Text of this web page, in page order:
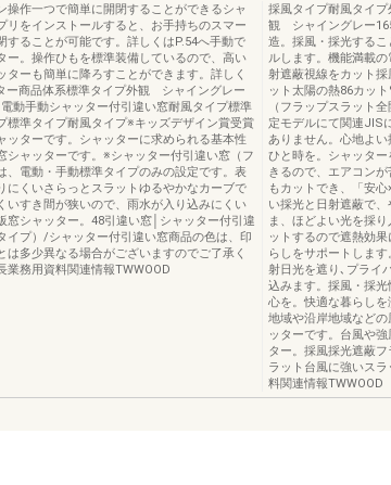
操作一つで簡単に開閉することができるシャ
リをインストールすると、お手持ちのスマー
することが可能です。詳しくはP.54へ手動で
ー。操作ひもを標準装備しているので、高い
ターも簡単に降ろすことができます。詳しく
ー商品体系標準タイプ外観 シャイングレー
動手動シャッター付引違い窓耐風タイプ標準
標準タイプ耐風タイプ※キッズデザイン賞受賞
ッターです。シャッターに求められる基本性
シャッターです。※シャッター付引違い窓（フ
、電動・手動標準タイプのみの設定です。表
にくいさらっとスラットゆるやかなカーブで
いすき間が狭いので、雨水が入り込みにくい
窓シャッター。48引違い窓│シャッター付引違
イプ）/シャッター付引違い窓商品の色は、印
は多少異なる場合がございますのでご了承く
業務用資料関連情報TWWOOD
採風タイプ耐風タイ
観 シャイングレー
造。採風・採光する
ルします。機能満載
射遮蔽視線をカット
ット太陽の熱86カッ
（フラップスラット
定モデルにて関連JIS
ありません。心地よ
ひと時を。シャッタ
きるので、エアコン
もカットでき、「安
い採光と日射遮蔽で
ま、ほどよい光を採
ットするので遮熱効
らしをサポートしま
射日光を遮り､プライ
込みます。採風・採
心を。快適な暮らし
地域や沿岸地域など
ッターです。台風や
ター。採風採光遮蔽
ラット台風に強いス
料関連情報TWWOOD